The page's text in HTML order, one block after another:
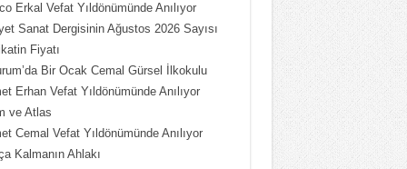
ÇOBAN
Put Dışardaki Maskeler...
Erkal Vefat Yıldönümünde Anılıyor
Sanat Dergisinin Ağustos 2026 Sayısı
Fiyatı
Bir Ocak Cemal Gürsel İlkokulu
Erhan Vefat Yıldönümünde Anılıyor
ve Atlas
Cemal Vefat Yıldönümünde Anılıyor
Kalmanın Ahlakı